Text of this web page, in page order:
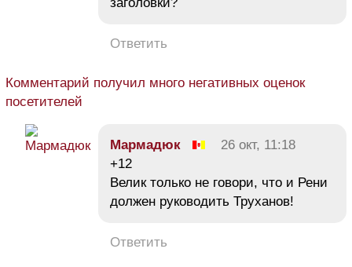
заголовки?
Ответить
Комментарий получил много негативных оценок
посетителей
Мармадюк
26 окт, 11:18
+12
Велик только не говори, что и Рени
должен руководить Труханов!
Ответить